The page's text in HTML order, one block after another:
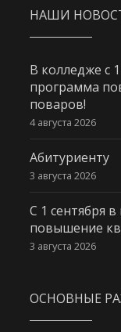
НАШИ
В колледже с
программа
поваров!
4 августа 2026
Абитуриенту
3 августа 2026
С 1 сентября
повышение
3 августа 2026
ОСНОВНЫЕ